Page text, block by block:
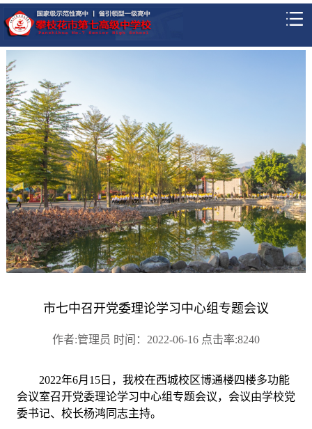
市七中召开党委理论学习中心组专题会议
作者:管理员 时间：2022-06-16 点击率:8240
2022年6月 15日，我校在西城校区博通楼四楼多功能
会议室召开党委理论学习中心组专题会议，会议由学校党
委书记、校长杨鸿同志主持。